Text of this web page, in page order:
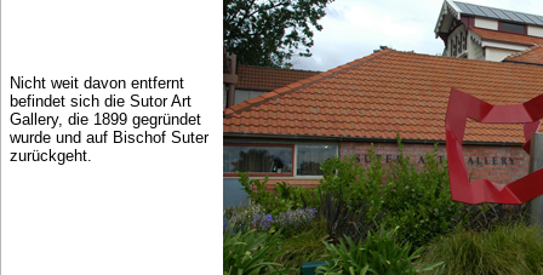
Nicht weit davon entfernt
befindet sich die Sutor Art
Gallery, die 1899 gegründet
wurde und auf Bischof Suter
zurückgeht.